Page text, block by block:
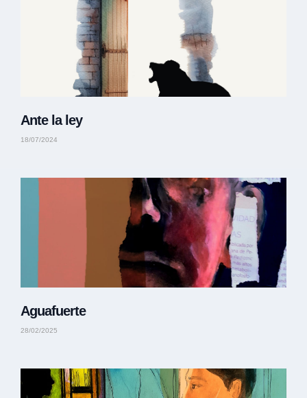
Ante la ley
18/07/2024
Aguafuerte
28/02/2025